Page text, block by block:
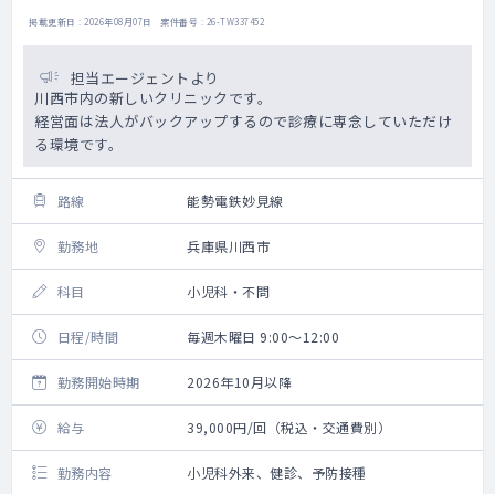
掲載更新日 : 2026年08月07日 案件番号 : 26-TW337452
担当エージェントより
川西市内の新しいクリニックです。
経営面は法人がバックアップするので診療に専念していただけ
る環境です。
路線 能勢電鉄妙見線
勤務地 兵庫県川西市
科目 小児科・不問
日程/時間 毎週木曜日 9:00～12:00
勤務開始時期 2026年10月以降
給与 39,000円/回（税込・交通費別）
勤務内容 小児科外来、健診、予防接種